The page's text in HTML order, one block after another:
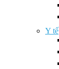
Y tế